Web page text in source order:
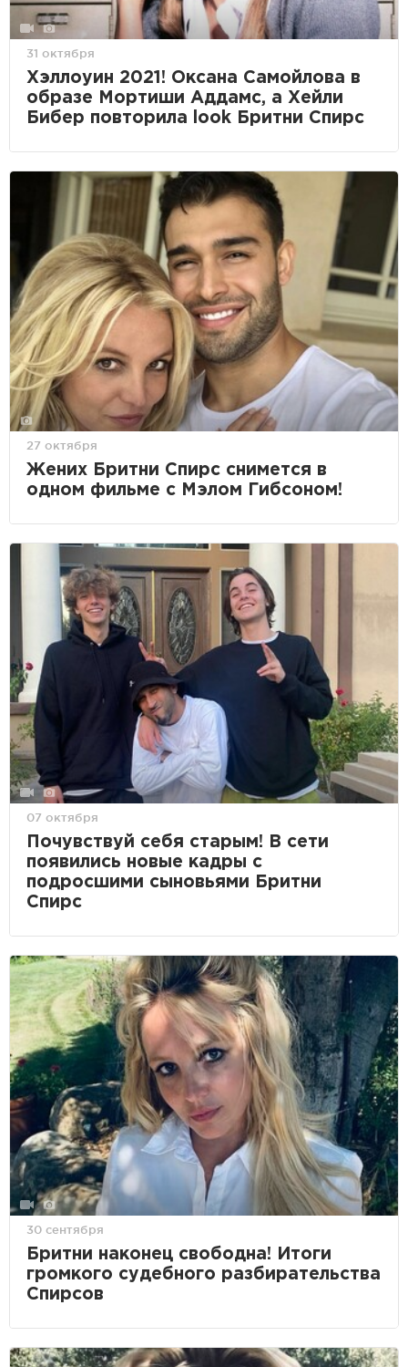
31 октября
Хэллоуин 2021! Оксана Самойлова в
образе Мортиши Аддамс, а Хейли
Бибер повторила look Бритни Спирс
27 октября
Жених Бритни Спирс снимется в
одном фильме с Мэлом Гибсоном!
07 октября
Почувствуй себя старым! В сети
появились новые кадры с
подросшими сыновьями Бритни
Спирс
30 сентября
Бритни наконец свободна! Итоги
громкого судебного разбирательства
Спирсов